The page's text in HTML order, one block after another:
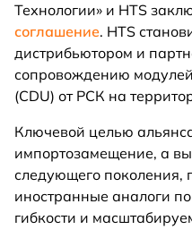
Технологии» и HTS
соглашение. HTS
дистрибьютором и
сопровождению
(CDU) от РСК на
Ключевой целью
импортозамещение, а
следующего поколения,
иностранные аналоги
гибкости и